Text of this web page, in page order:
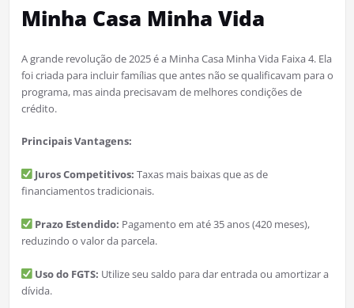
Minha Casa Minha Vida
A grande revolução de 2025 é a Minha Casa Minha Vida Faixa 4. Ela
foi criada para incluir famílias que antes não se qualificavam para o
programa, mas ainda precisavam de melhores condições de
crédito.
Principais Vantagens:
Juros Competitivos:Taxas mais baixas que as de
financiamentos tradicionais.
Prazo Estendido: Pagamento em até 35 anos (420 meses),
reduzindo o valor da parcela.
Uso do FGTS: Utilize seu saldo para dar entrada ou amortizar a
dívida.